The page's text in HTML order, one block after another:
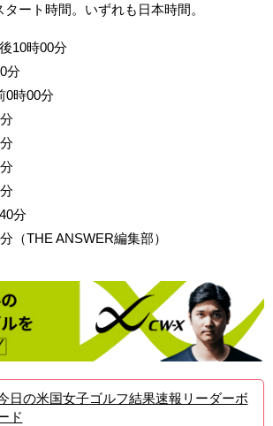
ート時間。いずれも日本時間。
10時00分
分
時00分
分
（THE ANSWER編集部）
日の米国女子ゴルフ結果速報リーダーボ
ド